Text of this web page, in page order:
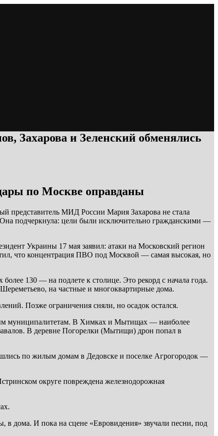
Захарова и Зеленский обменялись
по Москве оправданы
представитель МИД России Мария Захарова не стала
Она подчеркнула: цели были исключительно гражданскими —
Украины 17 мая заявил: атаки на Московский регион
что концентрация ПВО под Москвой — самая высокая, но
130 — на подлете к столице. Это рекорд с начала года.
на частные и многоквартирные дома.
Позже ограничения сняли, но осадок остался.
муниципалитетам. В Химках и Мытищах — наиболее
В деревне Погорелки (Мытищи) дрон попал в
по жилым домам в Дедовске и поселке Агрогородок —
округе повреждена железнодорожная
в дома. И пока на сцене «Евровидения» звучали песни, под